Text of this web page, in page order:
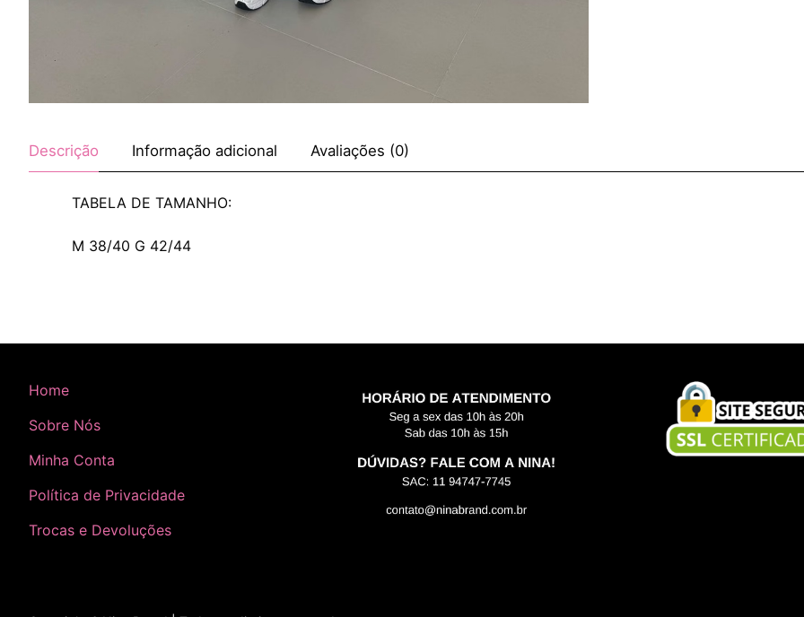
Descrição Informação adicional Avaliações (0)
TABELA DE TAMANHO:
M 38/40 G 42/44
Home
Sobre Nós
Minha Conta
Política de Privacidade
Trocas e Devoluções